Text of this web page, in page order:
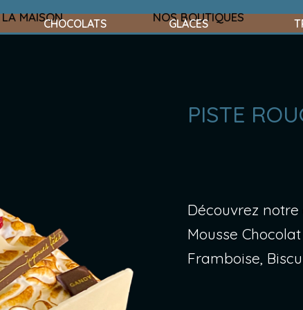
LA MAISON NOS BOUTIQUES
CHOCOLATS GLACES
PISTE
Découvrez
Mousse
Framboise,